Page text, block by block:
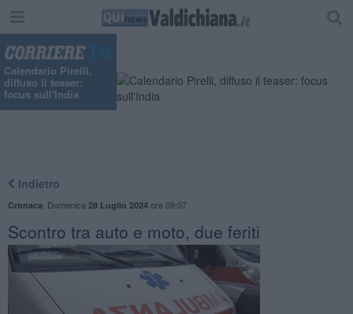
Calendario Pirelli,
diffuso il teaser:
focus sull'India
Indietro
Cronaca Domenica 28 Luglio 2024ore 09:07
Scontro tra auto e moto, due feriti